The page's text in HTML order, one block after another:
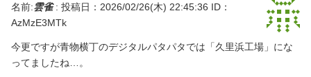
名前:雲雀: 投稿日：2026/02/26(木) 22:45:36 ID：
AzMzE3MTk
今更ですが青物横丁のデジタルパタパタでは「久里浜工場」にな
ってましたね…。